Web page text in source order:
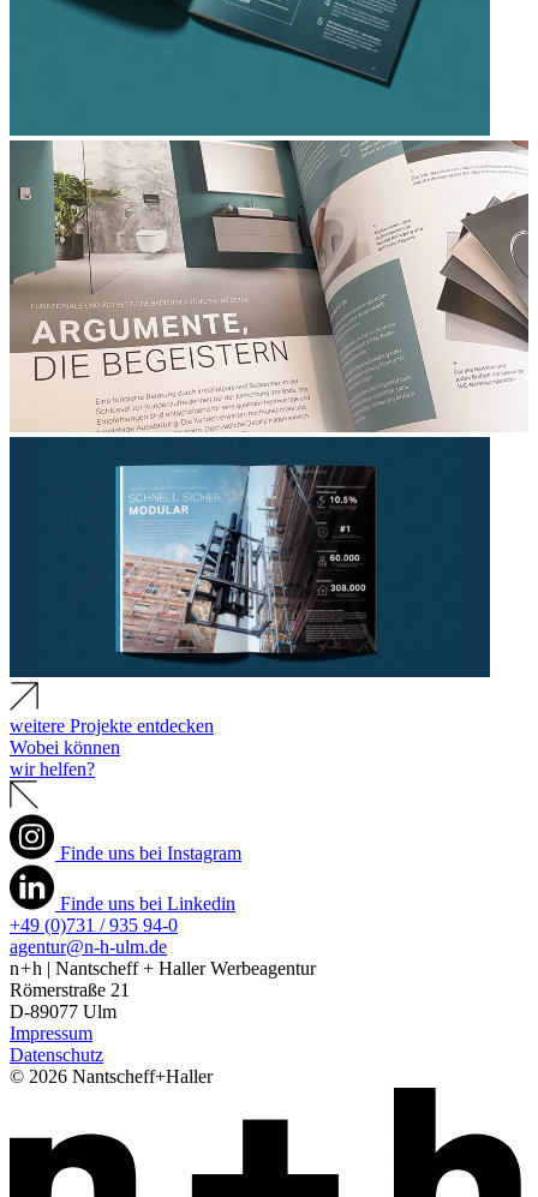
weitere Projekte entdecken
Wobei können
wir helfen?
Finde uns bei Instagram
Finde uns bei Linkedin
+49 (0)731 / 935 94-0
agentur@n-h-ulm.de
n + h | Nantscheff + Haller Werbeagentur
Römerstraße 21
D-89077 Ulm
Impressum
Datenschutz
© 2026 Nantscheff+Haller